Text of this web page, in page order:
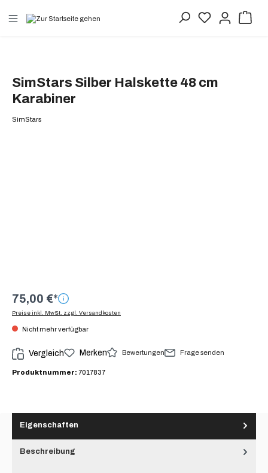
SimStars Silber Halskette 48 cm
Karabiner
SimStars
75,00 €*
Preise inkl. MwSt. zzgl. Versandkosten
Nicht mehr verfügbar
Vergleich Merken Bewertungen Frage senden
Produktnummer: 7017837
Eigenschaften
Beschreibung